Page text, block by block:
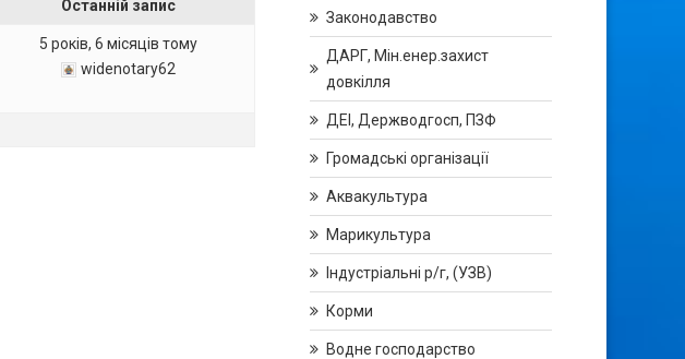
Останній запис
5 років, 6 місяців тому
widenotary62
Законодавство
ДАРГ, Мін.енер.захист
довкілля
ДЕІ, Держводгосп, ПЗФ
Громадські організації
Аквакультура
Марикультура
Індустріальні р/г, (УЗВ)
Корми
Водне господарство